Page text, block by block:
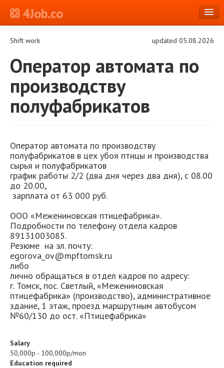
4Job.co
Shift work updated 05.08.2026
Оператор автомата по
производству
полуфабрикатов
Оператор автомата по производству
полуфабрикатов в цех убоя птицы и производства
сырья и полуфабрикатов
график работы 2/2 (два дня через два дня), с 08.00
до 20.00,
зарплата от 63 000 руб.
ООО «Межениновская птицефабрика».
Подробности по телефону отдела кадров
89131003085.
Резюме на эл. почту:
egorova_ov@mpftomsk.ru
либо
лично обращаться в отдел кадров по адресу:
г. Томск, пос. Светлый, «Межениновская
птицефабрика» (производство), административное
здание, 1 этаж, проезд маршрутным автобусом
№60/130 до ост. «Птицефабрика»
Salary
50,000р - 100,000р/mon
Education required